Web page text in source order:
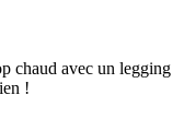
chaud avec un legging
!